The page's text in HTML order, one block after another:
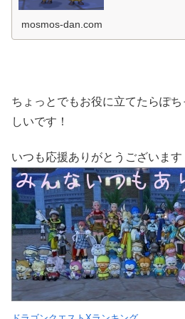
mosmos-dan.com
ちょっとでもお役に立てたらぽ
しいです！
いつも応援ありがとうございます